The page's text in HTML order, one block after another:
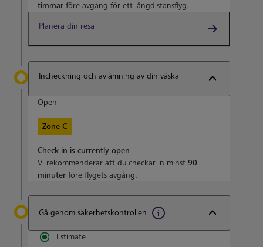
timmar före avgång för ett långdistansflyg.
Planera din resa
Incheckning och avlämning av din väska
Open
Zone C
Check in is currently open
Vi rekommenderar att du checkar in minst 90
minuter före flygets avgång.
Gå genom säkerhetskontrollen
Estimate